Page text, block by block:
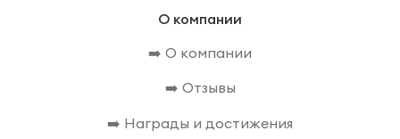
О компании
➡️ О компании
➡️ Отзывы
➡️ Награды и достижения